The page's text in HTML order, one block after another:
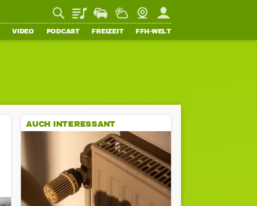
PlaylistStaupilotWetterWebcamMein FFH
VIDEO PODCAST FREIZEIT FFH-WELT
AUCH INTERESSANT